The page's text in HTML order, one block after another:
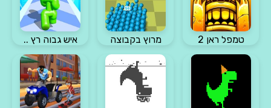
טמפל ראן 2 מרוץ בקבוצה איש גבוה רץ ..